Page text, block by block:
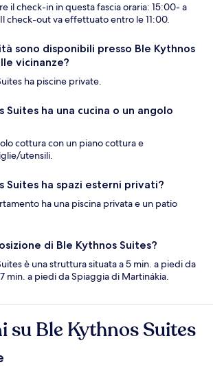
il check-in in questa fascia oraria: 15:00- a
check-out va effettuato entro le 11:00.
sono disponibili presso Ble Kythnos
vicinanze?
ha piscine private.
Suites ha una cucina o un angolo
cottura con un piano cottura e
utensili.
Suites ha spazi esterni privati?
ha una piscina privata e un patio
di Ble Kythnos Suites?
è una struttura situata a 5 min. a piedi da
min. a piedi da Spiaggia di Martinákia.
su Ble Kythnos Suites